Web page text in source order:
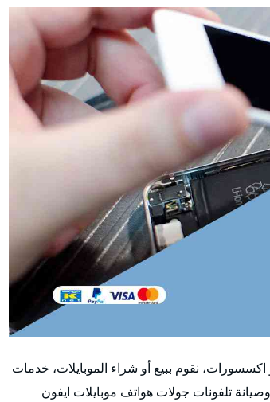
نقوم ببيع أو شراء الموبايلات، خدمات
تلفونات جولات هواتف موبايلات ايفون